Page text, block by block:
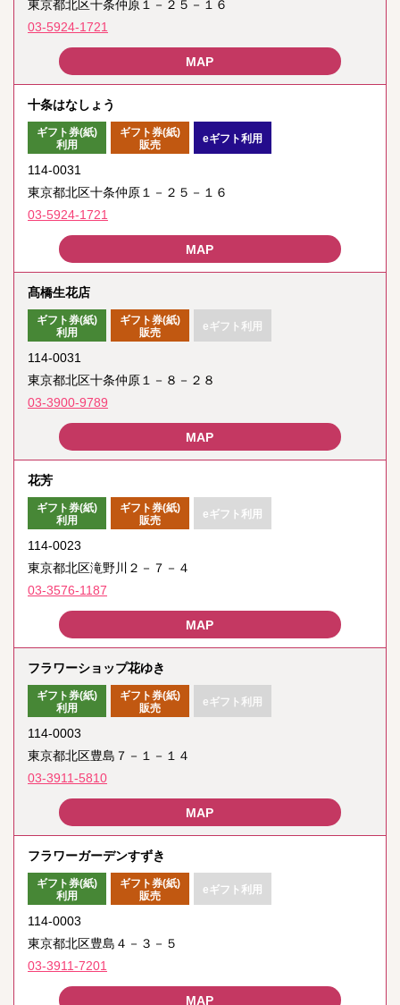
東京都北区十条仲原１－２５－１６
03-5924-1721
十条はなしょう
ギフト券(紙)
利用
ギフト券(紙)
販売
eギフト利用
114-0031
東京都北区十条仲原１－２５－１６
03-5924-1721
髙橋生花店
ギフト券(紙)
利用
ギフト券(紙)
販売
eギフト利用
114-0031
東京都北区十条仲原１－８－２８
03-3900-9789
花芳
ギフト券(紙)
利用
ギフト券(紙)
販売
eギフト利用
114-0023
東京都北区滝野川２－７－４
03-3576-1187
フラワーショップ花ゆき
ギフト券(紙)
利用
ギフト券(紙)
販売
eギフト利用
114-0003
東京都北区豊島７－１－１４
03-3911-5810
フラワーガーデンすずき
ギフト券(紙)
利用
ギフト券(紙)
販売
eギフト利用
114-0003
東京都北区豊島４－３－５
03-3911-7201